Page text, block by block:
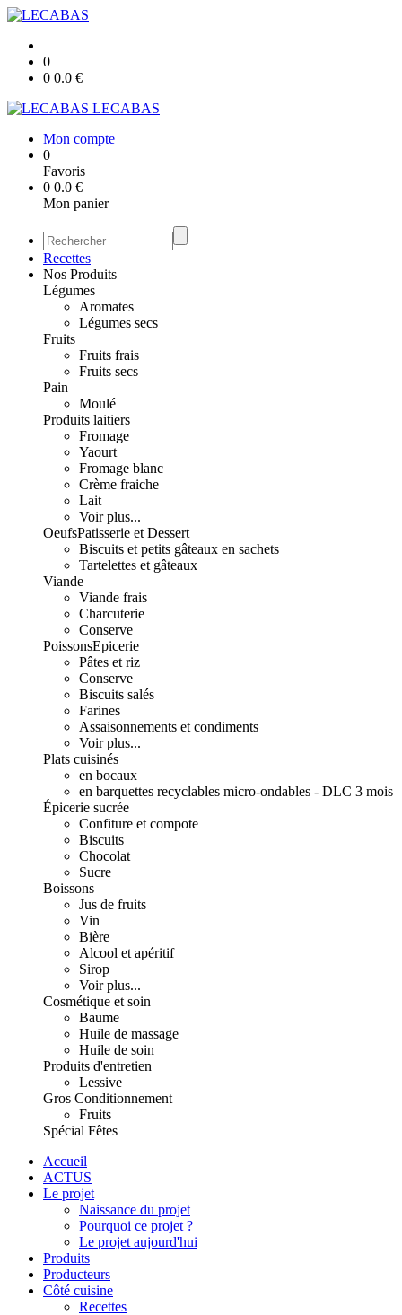
0
0 0.0 €
LECABAS
Mon compte
0
Favoris
0 0.0 €
Mon panier
Recettes
Nos Produits
Légumes
Aromates
Légumes secs
Fruits
Fruits frais
Fruits secs
Pain
Moulé
Produits laitiers
Fromage
Yaourt
Fromage blanc
Crème fraiche
Lait
Voir plus...
OeufsPatisserie et Dessert
Biscuits et petits gâteaux en sachets
Tartelettes et gâteaux
Viande
Viande frais
Charcuterie
Conserve
PoissonsEpicerie
Pâtes et riz
Conserve
Biscuits salés
Farines
Assaisonnements et condiments
Voir plus...
Plats cuisinés
en bocaux
en barquettes recyclables micro-ondables - DLC 3 mois
Épicerie sucrée
Confiture et compote
Biscuits
Chocolat
Sucre
Boissons
Jus de fruits
Vin
Bière
Alcool et apéritif
Sirop
Voir plus...
Cosmétique et soin
Baume
Huile de massage
Huile de soin
Produits d'entretien
Lessive
Gros Conditionnement
Fruits
Spécial Fêtes
Accueil
ACTUS
Le projet
Naissance du projet
Pourquoi ce projet ?
Le projet aujourd'hui
Produits
Producteurs
Côté cuisine
Recettes